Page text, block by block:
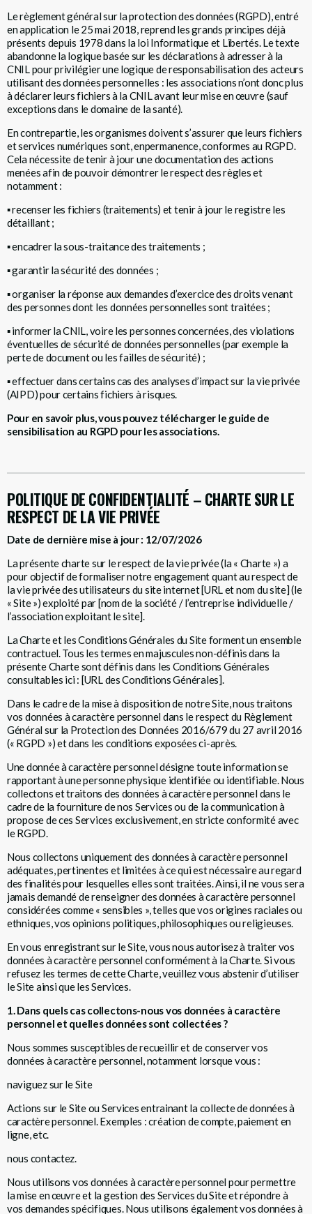
Le règlement général sur la protection des données (RGPD), entré
en application le 25 mai 2018, reprend les grands principes déjà
présents depuis 1978 dans la loi Informatique et Libertés. Le texte
abandonne la logique basée sur les déclarations à adresser à la
CNIL pour privilégier une logique de responsabilisation des acteurs
utilisant des données personnelles : les associations n’ont donc plus
à déclarer leurs fichiers à la CNIL avant leur mise en œuvre (sauf
exceptions dans le domaine de la santé).
En contrepartie, les organismes doivent s’assurer que leurs fichiers
et services numériques sont, enpermanence, conformes au RGPD.
Cela nécessite de tenir à jour une documentation des actions
menées afin de pouvoir démontrer le respect des règles et
notamment :
▪recenser les fichiers (traitements) et tenir à jour le registre les
détaillant ;
▪encadrer la sous-traitance des traitements ;
▪garantir la sécurité des données ;
▪organiser la réponse aux demandes d’exercice des droits venant
des personnes dont les données personnelles sont traitées ;
▪informer la CNIL, voire les personnes concernées, des violations
éventuelles de sécurité de données personnelles (par exemple la
perte de document ou les failles de sécurité) ;
▪effectuer dans certains cas des analyses d’impact sur la vie privée
(AIPD) pour certains fichiers à risques.
Pour en savoir plus, vous pouvez télécharger le guide de
sensibilisation au RGPD pour les associations.
POLITIQUE DE CONFIDENTIALITÉ –CHARTE SUR LE
RESPECT DE LA VIE PRIVÉE
Date de dernière mise à jour : 12/07/2026
La présente charte sur le respect de la vie privée (la « Charte ») a
pour objectif de formaliser notre engagement quant au respect de
la vie privée des utilisateurs du site internet [URL et nom du site] (le
« Site ») exploité par [nom de la société / l’entreprise individuelle /
l’association exploitant le site].
La Charte et les Conditions Générales du Site forment un ensemble
contractuel. Tous les termes en majuscules non-définis dans la
présente Charte sont définis dans les Conditions Générales
consultables ici : [URL des Conditions Générales].
Dans le cadre de la mise à disposition de notre Site, nous traitons
vos données à caractère personnel dans le respect du Règlement
Général sur la Protection des Données 2016/679 du 27 avril 2016
(« RGPD ») et dans les conditions exposées ci-après.
Une donnée à caractère personnel désigne toute information se
rapportant à une personne physique identifiée ou identifiable. Nous
collectons et traitons des données à caractère personnel dans le
cadre de la fourniture de nos Services ou de la communication à
propose de ces Services exclusivement, en stricte conformité avec
le RGPD.
Nous collectons uniquement des données à caractère personnel
adéquates, pertinentes et limitées à ce qui est nécessaire au regard
des finalités pour lesquelles elles sont traitées. Ainsi, il ne vous sera
jamais demandé de renseigner des données à caractère personnel
considérées comme « sensibles », telles que vos origines raciales ou
ethniques, vos opinions politiques, philosophiques ou religieuses.
En vous enregistrant sur le Site, vous nous autorisez à traiter vos
données à caractère personnel conformément à la Charte. Si vous
refusez les termes de cette Charte, veuillez vous abstenir d’utiliser
le Site ainsi que les Services.
1. Dans quels cas collectons-nous vos données à caractère
personnel et quelles données sont collectées ?
Nous sommes susceptibles de recueillir et de conserver vos
données à caractère personnel, notamment lorsque vous :
naviguez sur le Site
Actions sur le Site ou Services entrainant la collecte de données à
caractère personnel. Exemples : création de compte, paiement en
ligne, etc.
nous contactez.
Nous utilisons vos données à caractère personnel pour permettre
la mise en œuvre et la gestion des Services du Site et répondre à
vos demandes spécifiques. Nous utilisons également vos données à